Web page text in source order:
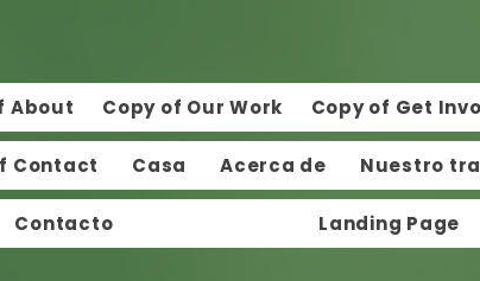
About Copy of Our Work Copy of Get
Contact Casa Acerca de Nuestro
Contacto Landing Page